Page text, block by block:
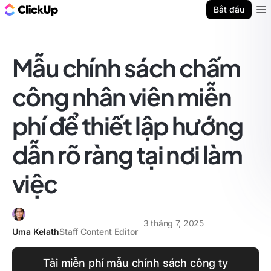
Bắt đầu
Mẫu chính sách chấm
công nhân viên miễn
phí để thiết lập hướng
dẫn rõ ràng tại nơi làm
việc
Uma KelathStaff Content Editor
3 tháng 7, 2025
Tải miễn phí mẫu chính sách công ty